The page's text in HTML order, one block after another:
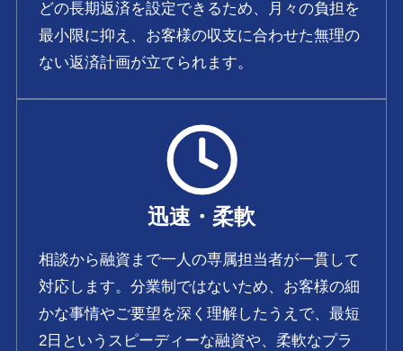
どの長期返済を設定できるため、月々の負担を
最小限に抑え、お客様の収支に合わせた無理の
ない返済計画が立てられます。
迅速・柔軟
相談から融資まで一人の専属担当者が一貫して
対応します。分業制ではないため、お客様の細
かな事情やご要望を深く理解したうえで、最短
2日というスピーディーな融資や、柔軟なプラ